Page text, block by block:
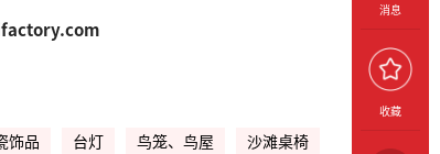
饰品 台灯 鸟笼、鸟屋
沙滩桌椅
消息
收藏